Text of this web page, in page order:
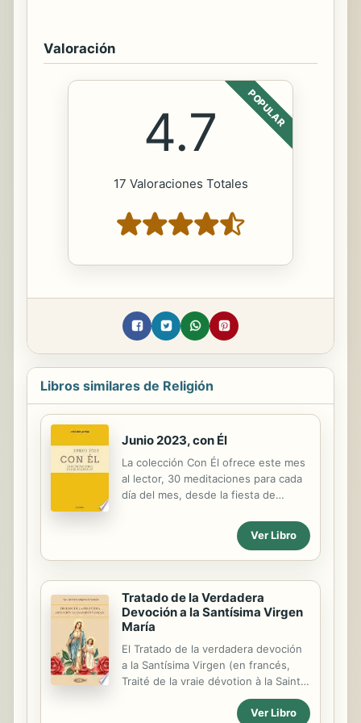
Valoración
POPULAR
4.7
17 Valoraciones Totales
Libros similares de Religión
Junio 2023, con Él
La colección Con Él ofrece este mes
al lector, 30 meditaciones para cada
día del mes, desde la fiesta de
eterno Sacerdote al viernes de la XII
semana del tiempo ordinario (1 al 30
de junio), acompañadas del
mes.
Ver Libro
Tratado de la Verdadera
Devoción a la Santísima Virgen
María
El Tratado de la verdadera devoción
a la Santísima Virgen (en francés,
Traité de la vraie dévotion à la Sainte
Vierge) es la obra principal del santo
Luis María Grignion de Montfort
Ver Libro